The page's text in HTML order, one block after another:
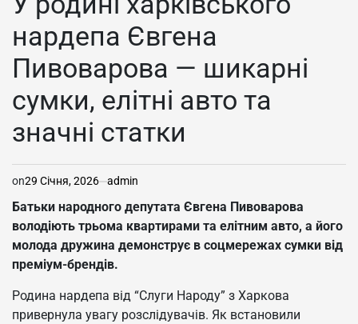
нардепа Євгена
Пивоварова — шикарні
сумки, елітні авто та
значні статки
on29 Січня, 2026 admin
Батьки народного депутата Євгена Пивоварова
володіють трьома квартирами та елітним авто, а його
молода дружина демонструє в соцмережах сумки від
преміум-брендів.
Родина нардепа від “Слуги Народу” з Харкова
привернула увагу розслідувачів. Як встановили